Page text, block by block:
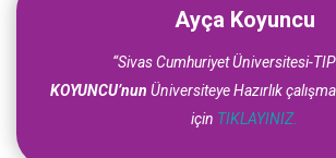
Ayça Koyuncu
“Sivas Cumhuriyet Üniversitesi-
KOYUNCU’nun Üniversiteye Hazırlık
için TIKLAYINIZ.